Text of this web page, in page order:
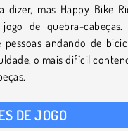
dizer, mas Happy Bike
de quebra-
pessoas andando de
o mais difícil
DE JOGO